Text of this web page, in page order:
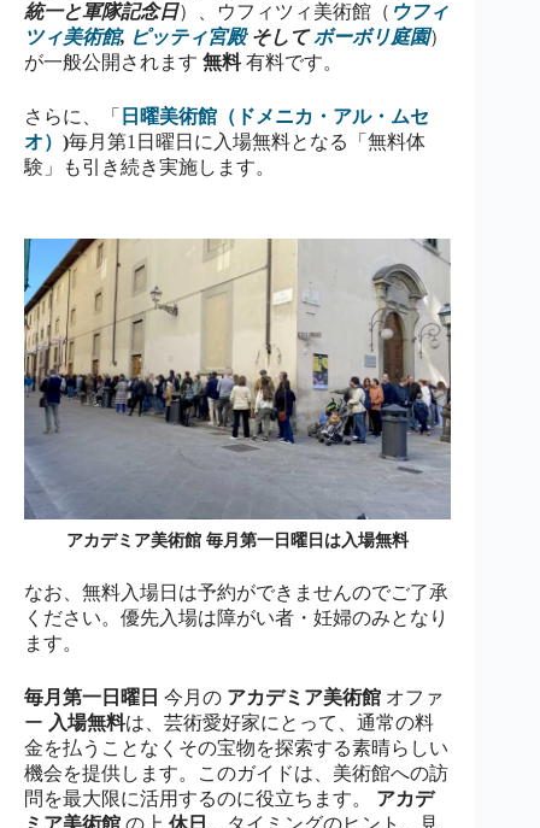
統一と軍隊記念日）、ウフィツィ美術館（ ウフィ
ツィ美術館, ピッティ宮殿そしてボーボリ庭園）
が一般公開されます 無料有料です。
さらに、「 日曜美術館（ドメニカ・アル・ムセ
オ） )毎月第1日曜日に入場無料となる「無料体
験」も引き続き実施します。
アカデミア美術館 毎月第一日曜日は入場無料
なお、無料入場日は予約ができませんのでご了承
ください。優先入場は障がい者・妊婦のみとなり
ます。
毎月第一日曜日 今月の アカデミア美術館 オファ
ー 入場無料は、芸術愛好家にとって、通常の料
金を払うことなくその宝物を探索する素晴らしい
機会を提供します。このガイドは、美術館への訪
問を最大限に活用するのに役立ちます。
アカデ
ミア美術館 の上 休日
、タイミングのヒント、見